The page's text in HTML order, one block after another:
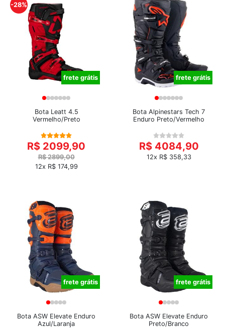
-28%
frete grátis
Bota Leatt 4.5
Vermelho/Preto
R$ 2099,90
R$ 2899,00
12x R$ 174,99
frete grátis
Bota Alpinestars Tech 7
Enduro Preto/Vermelho
R$ 4084,90
12x R$ 358,33
frete grátis
Bota ASW Elevate Enduro
Azul/Laranja
frete grátis
Bota ASW Elevate Enduro
Preto/Branco